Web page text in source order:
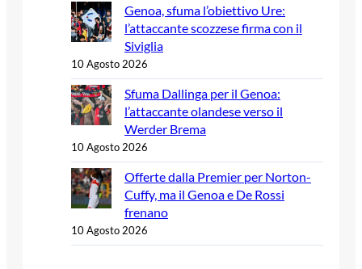
Genoa, sfuma l’obiettivo Ure:
l’attaccante scozzese firma con il
Siviglia
10 Agosto 2026
Sfuma Dallinga per il Genoa:
l’attaccante olandese verso il
Werder Brema
10 Agosto 2026
Offerte dalla Premier per Norton-
Cuffy, ma il Genoa e De Rossi
frenano
10 Agosto 2026